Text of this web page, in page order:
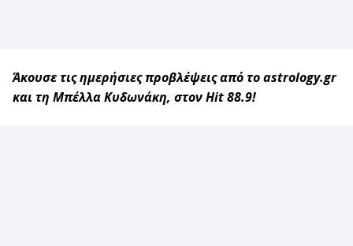
Άκουσε τις ημερήσιες προβλέψεις από το astrology.gr
και τη Μπέλλα Κυδωνάκη, στον Hit 88.9!